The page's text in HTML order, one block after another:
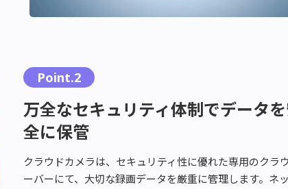
Point.2
万全なセキュリティ体制でデータ
全に保管
クラウドカメラは、セキュリティ性に優れた専用のクラ
ーバーにて、大切な録画データを厳重に管理します。ネ